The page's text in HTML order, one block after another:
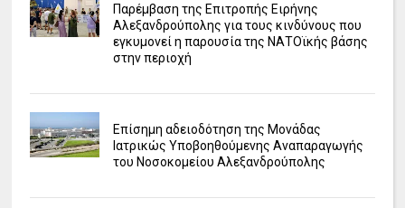
Παρέμβαση της Επιτροπής Ειρήνης
Αλεξανδρούπολης για τους κινδύνους που
εγκυμονεί η παρουσία της ΝΑΤΟϊκής βάσης
στην περιοχή
Επίσημη αδειοδότηση της Μονάδας
Ιατρικώς Υποβοηθούμενης Αναπαραγωγής
του Νοσοκομείου Αλεξανδρούπολης